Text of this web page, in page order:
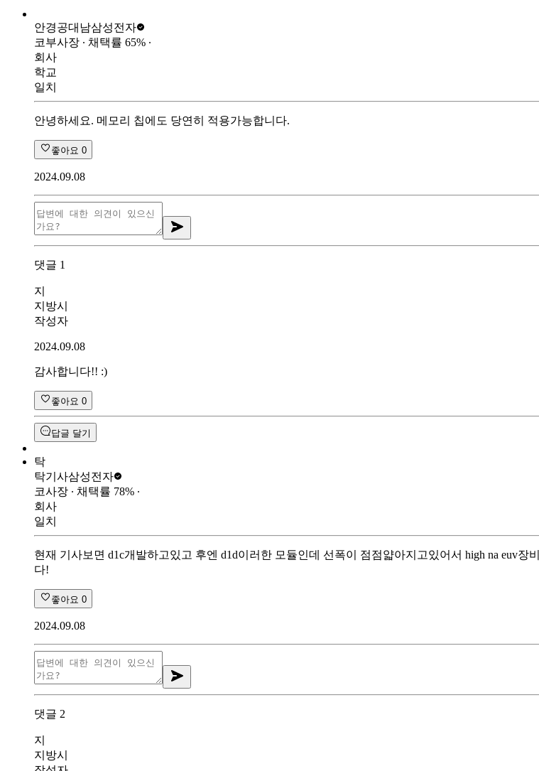
안경공대남삼성전자
코부사장 ∙ 채택률 65% ∙
회사
학교
일치
안녕하세요. 메모리 칩에도 당연히 적용가능합니다.
좋아요 0
2024.09.08
댓글 1
지
지방시
작성자
2024.09.08
감사합니다!! :)
좋아요 0
답글 달기
탁
탁기사삼성전자
코사장 ∙ 채택률 78% ∙
회사
일치
현재 기사보면 d1c개발하고있고 후엔 d1d이러한 모듈인데 선폭이 점점얇아지고있어서 high na euv
다!
좋아요 0
2024.09.08
댓글 2
지
지방시